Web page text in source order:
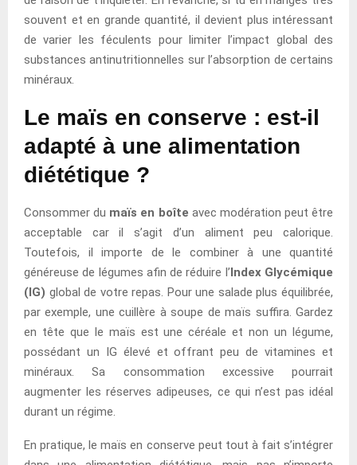
souvent et en grande quantité, il devient plus intéressant
de varier les féculents pour limiter l’impact global des
substances antinutritionnelles sur l’absorption de certains
minéraux.
Le maïs en conserve : est-il
adapté à une alimentation
diététique ?
Consommer du maïs en boîte avec modération peut être
acceptable car il s’agit d’un aliment peu calorique.
Toutefois, il importe de le combiner à une quantité
généreuse de légumes afin de réduire l’Index Glycémique
(IG) global de votre repas. Pour une salade plus équilibrée,
par exemple, une cuillère à soupe de maïs suffira. Gardez
en tête que le maïs est une céréale et non un légume,
possédant un IG élevé et offrant peu de vitamines et
minéraux. Sa consommation excessive pourrait
augmenter les réserves adipeuses, ce qui n’est pas idéal
durant un régime.
En pratique, le maïs en conserve peut tout à fait s’intégrer